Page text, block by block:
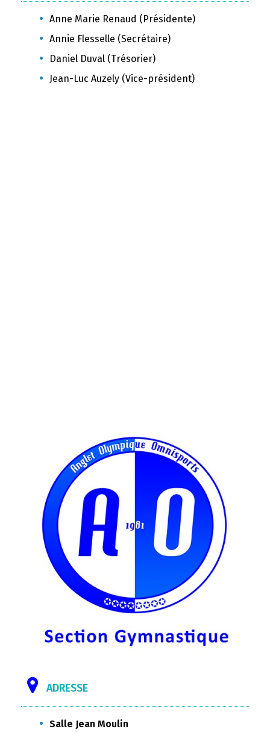
ADRESSE
Salle Jean Moulin
Anne Marie Renaud (Présidente)
Annie Flesselle (Secrétaire)
Daniel Duval (Trésorier)
Jean-Luc Auzely (Vice-président)